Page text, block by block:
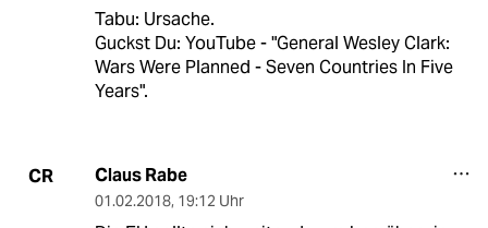
Tabu: Ursache.
Guckst Du: YouTube - "General Wesley Clark:
Wars Were Planned - Seven Countries In Five
Years".
CR Claus Rabe
01.02.2018, 19:12 Uhr